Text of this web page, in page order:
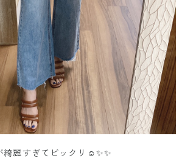
綺麗すぎてビックリ☺️✨✨